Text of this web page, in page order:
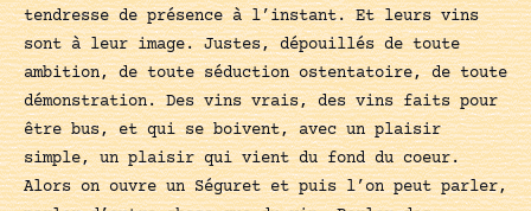
tendresse de présence à l’instant. Et leurs vins
sont à leur image. Justes, dépouillés de toute
ambition, de toute séduction ostentatoire, de toute
démonstration. Des vins vrais, des vins faits pour
être bus, et qui se boivent, avec un plaisir
simple, un plaisir qui vient du fond du coeur.
Alors on ouvre un Séguret et puis l’on peut parler,